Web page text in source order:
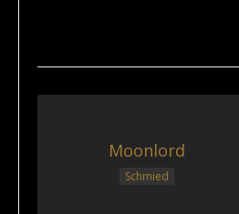
Moonlord
Schmied